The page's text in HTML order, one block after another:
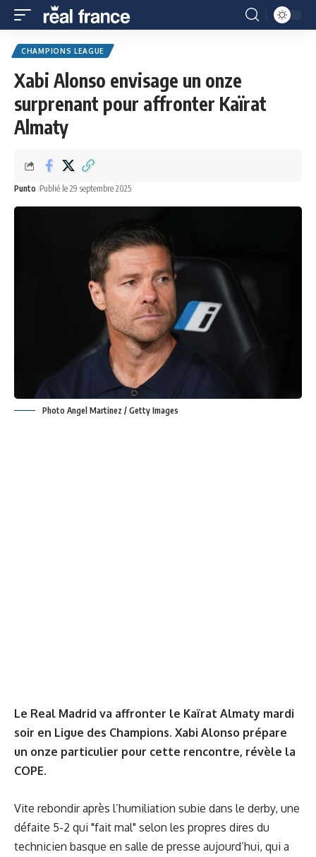
CHAMPIONS LEAGUE
Xabi Alonso envisage un onze
surprenant pour affronter Kaïrat
Almaty
Punto Publié le 29 septembre 2025
Photo Angel Martinez / Getty Images
Le Real Madrid va affronter le Kaïrat Almaty mardi
soir en Ligue des Champions. Xabi Alonso prépare
un onze particulier pour cette rencontre, révèle la
COPE.
Vite rebondir après l’humiliation subie dans le derby, une
défaite 5-2 qui "fait mal" selon les propres dires du
technicien basque en salle de presse aujourd’hui, qui a